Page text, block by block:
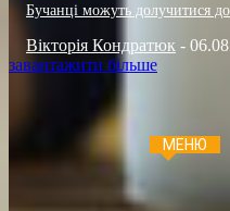
Бучанці можуть долучитися
Вікторія Кондратюк -
завантажити більше
МЕНЮ